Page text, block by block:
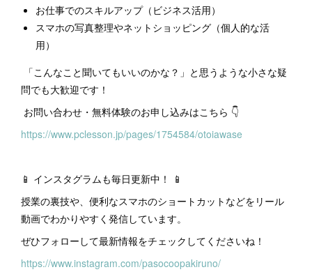
お仕事でのスキルアップ（ビジネス活用）
スマホの写真整理やネットショッピング（個人的な活
用）
「こんなこと聞いてもいいのかな？」と思うような小さな疑
問でも大歓迎です！
お問い合わせ・無料体験のお申し込みはこちら 👇
https://www.pclesson.jp/pages/1754584/otoiawase
📱 インスタグラムも毎日更新中！ 📱
授業の裏技や、便利なスマホのショートカットなどをリール
動画でわかりやすく発信しています。
ぜひフォローして最新情報をチェックしてくださいね！
https://www.instagram.com/pasocoopakiruno/